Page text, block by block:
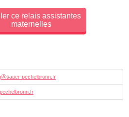
ce relais assistantes
maternelles
pechelbronn.fr